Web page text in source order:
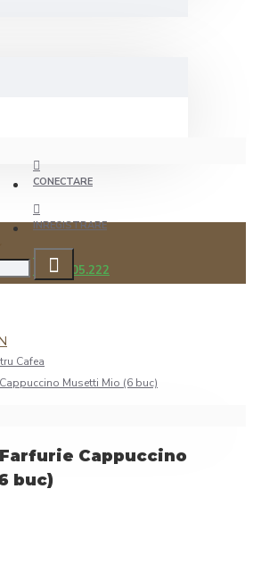
CONECTARE
INREGISTRARE
0722.505.222
Cafea
Musetti Mio (6 buc)
Cappuccino
buc)